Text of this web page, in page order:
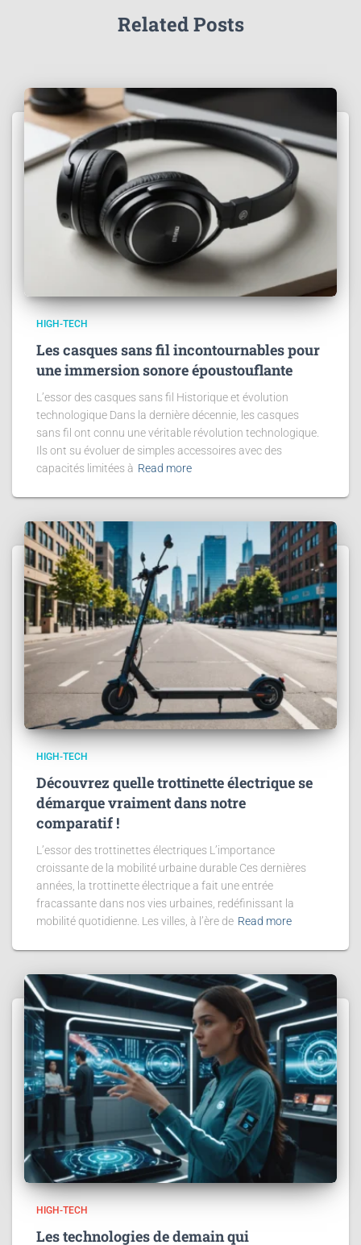
Related Posts
HIGH-TECH
Les casques sans fil incontournables pour
une immersion sonore époustouflante
L’essor des casques sans fil Historique et évolution
technologique Dans la dernière décennie, les casques
sans fil ont connu une véritable révolution technologique.
Ils ont su évoluer de simples accessoires avec des
capacités limitées à Read more
HIGH-TECH
Découvrez quelle trottinette électrique se
démarque vraiment dans notre
comparatif !
L’essor des trottinettes électriques L’importance
croissante de la mobilité urbaine durable Ces dernières
années, la trottinette électrique a fait une entrée
fracassante dans nos vies urbaines, redéfinissant la
mobilité quotidienne. Les villes, à l’ère de Read more
HIGH-TECH
Les technologies de demain qui